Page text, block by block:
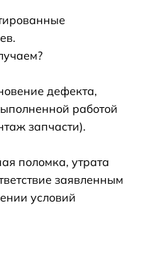
дефекта,
работой
запчасти).
поломка, утрата
заявленным
условий